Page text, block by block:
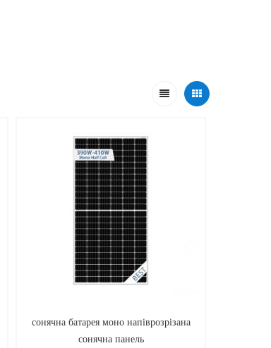
сонячна батарея моно напіврозрізана
сонячна панель